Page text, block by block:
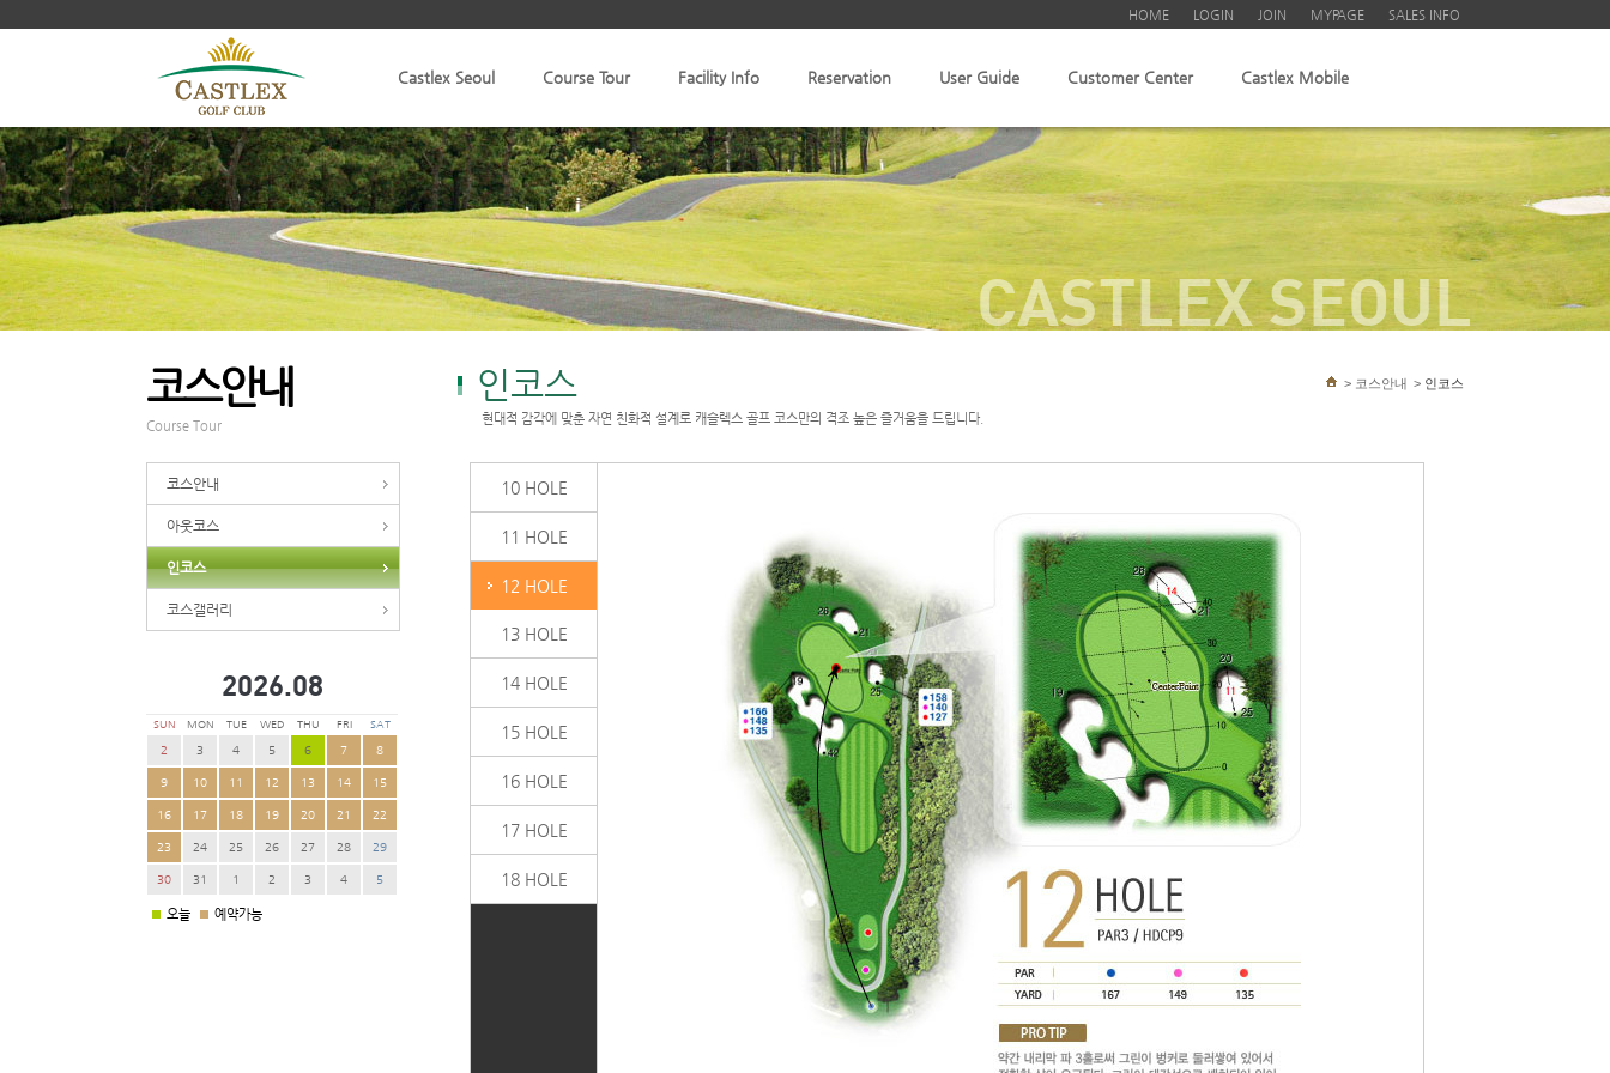
HOME LOGIN JOIN MYPAGE SALES INFO
Castlex Seoul Course Tour Facility Info Reservation User Guide Customer Center Castlex Mobile
CASTLEX SEOUL
코스안내
Course Tour
코스안내
아웃코스
인코스
코스갤러리
2026.08
SUN MON TUE WED THU FRI SAT
2 3 4 5 6 7 8
9 10 11 12 13 14 15
16 17 18 19 20 21 22
23 24 25 26 27 28 29
30 31 1 2 3 4 5
오늘 예약가능
인코스
현대적 감각에 맞춘 자연 친화적 설계로 캐슬렉스 골프 코스만의 격조 높은 즐거움을 드립니다.
> 코스안내 > 인코스
10 HOLE
11 HOLE
12 HOLE
13 HOLE
14 HOLE
15 HOLE
16 HOLE
17 HOLE
18 HOLE